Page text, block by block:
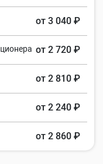
от 3 040 ₽
от 2 720 ₽
от 2 810 ₽
от 2 240 ₽
от 2 860 ₽